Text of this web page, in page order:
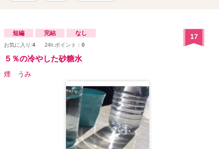
短編 完結 なし
お気に入り:4 24h.ポイント： 0
17
５％の冷やした砂糖水
煙 うみ